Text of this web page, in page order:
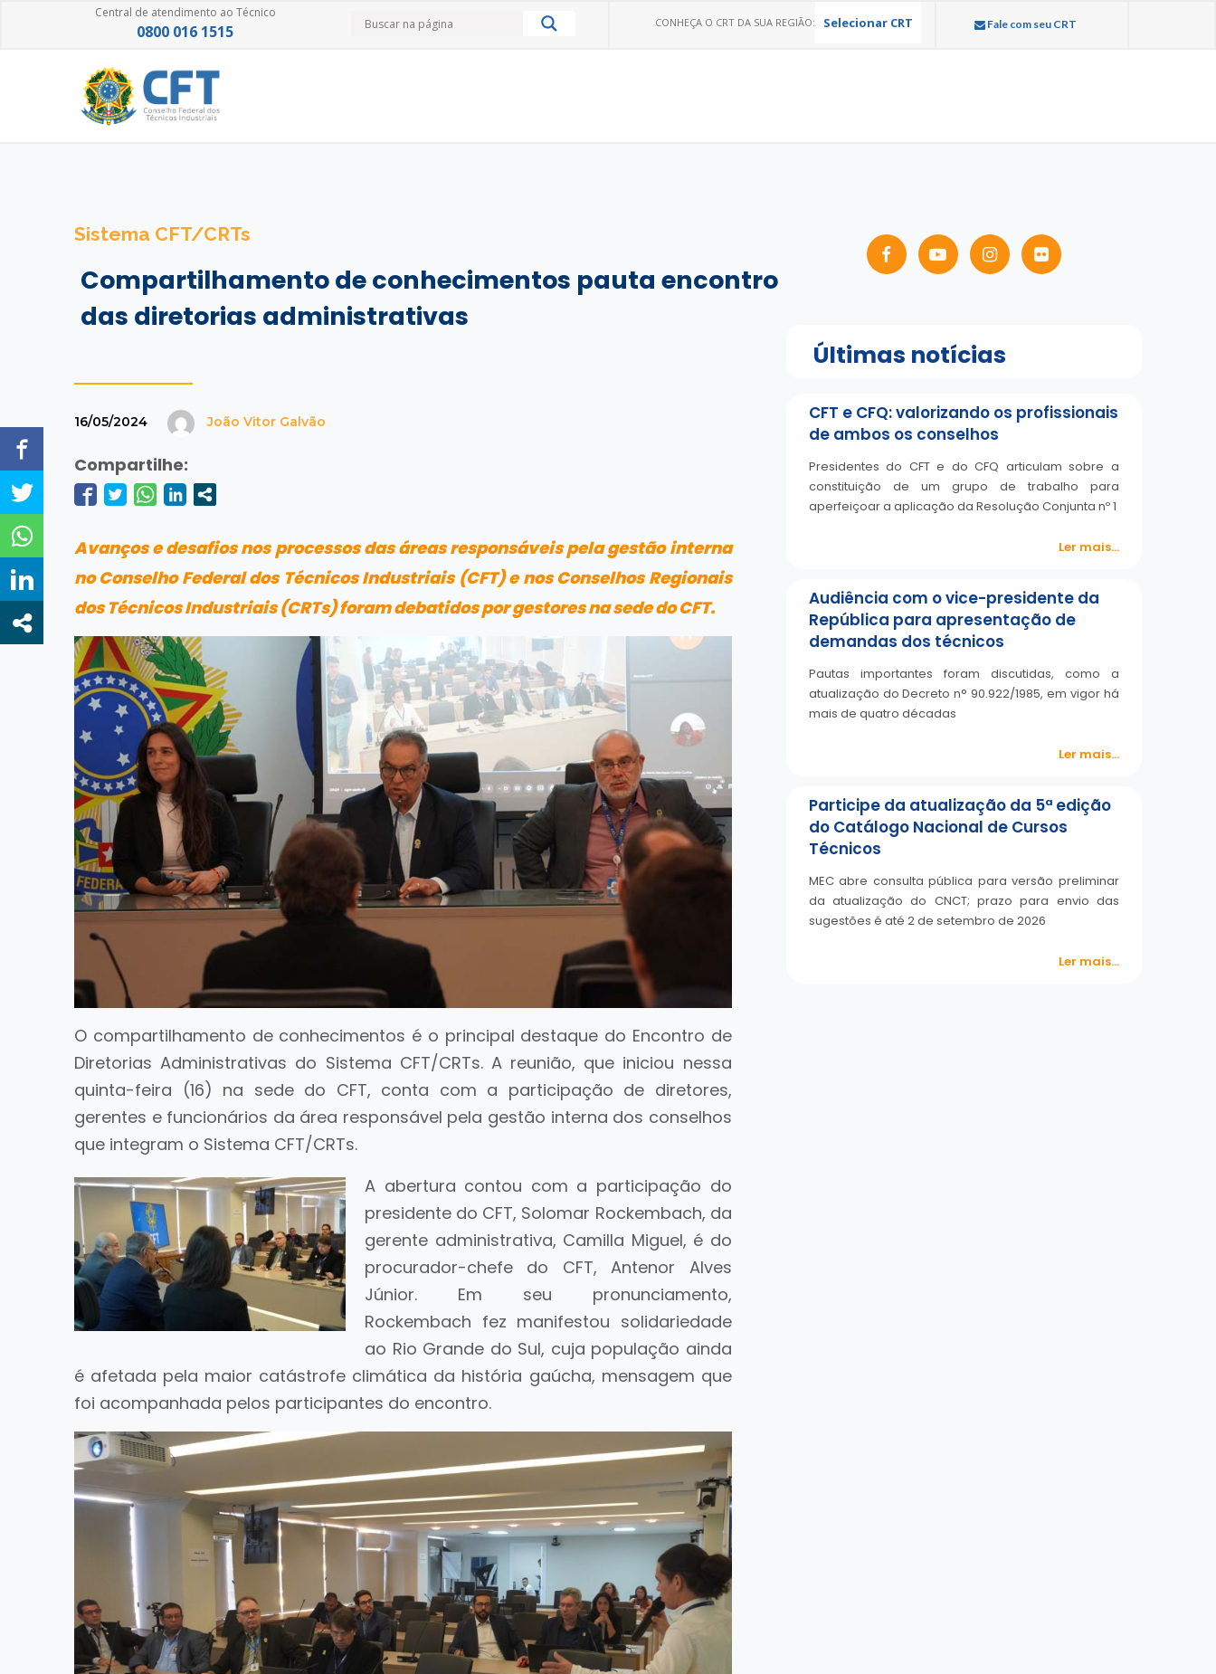
Central de atendimento ao Técnico
0800 016 1515 CONHEÇA O CRT DA SUA REGIÃO: Selecionar CRT Fale com seu CRT
Sistema CFT/CRTs
Compartilhamento de conhecimentos pauta encontro
das diretorias administrativas
16/05/2024 João Vitor Galvão
Compartilhe:
Avanços e desafios nos processos das áreas responsáveis pela gestão interna
no Conselho Federal dos Técnicos Industriais (CFT) e nos Conselhos Regionais
dos Técnicos Industriais (CRTs) foram debatidos por gestores na sede do CFT.
O compartilhamento de conhecimentos é o principal destaque do Encontro de
Diretorias Administrativas do Sistema CFT/CRTs. A reunião, que iniciou nessa
quinta-feira (16) na sede do CFT, conta com a participação de diretores,
gerentes e funcionários da área responsável pela gestão interna dos conselhos
que integram o Sistema CFT/CRTs.
A abertura contou com a participação do
presidente do CFT, Solomar Rockembach, da
gerente administrativa, Camilla Miguel, é do
procurador-chefe do CFT, Antenor Alves
Júnior. Em seu pronunciamento,
Rockembach fez manifestou solidariedade
ao Rio Grande do Sul, cuja população ainda
é afetada pela maior catástrofe climática da história gaúcha, mensagem que
foi acompanhada pelos participantes do encontro.
Últimas notícias
CFT e CFQ: valorizando os profissionais
de ambos os conselhos
Presidentes do CFT e do CFQ articulam sobre a
constituição de um grupo de trabalho para
aperfeiçoar a aplicação da Resolução Conjunta nº 1
Ler mais...
Audiência com o vice-presidente da
República para apresentação de
demandas dos técnicos
Pautas importantes foram discutidas, como a
atualização do Decreto n° 90.922/1985, em vigor há
mais de quatro décadas
Ler mais...
Participe da atualização da 5ª edição
do Catálogo Nacional de Cursos
Técnicos
MEC abre consulta pública para versão preliminar
da atualização do CNCT; prazo para envio das
sugestões é até 2 de setembro de 2026
Ler mais...